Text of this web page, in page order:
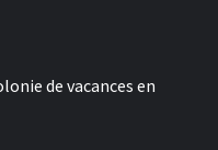
de vacances en